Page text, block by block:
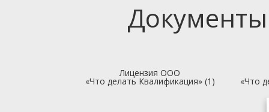
Лицензия ООО
«Что делать Квалификация» (1) «Что